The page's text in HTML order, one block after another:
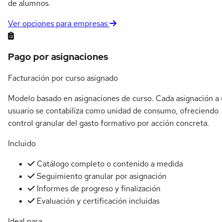
de alumnos.
Ver opciones para empresas
Pago por asignaciones
Facturación por curso asignado
Modelo basado en asignaciones de curso. Cada asignación a
usuario se contabiliza como unidad de consumo, ofreciendo
control granular del gasto formativo por acción concreta.
Incluido
Catálogo completo o contenido a medida
Seguimiento granular por asignación
Informes de progreso y finalización
Evaluación y certificación incluidas